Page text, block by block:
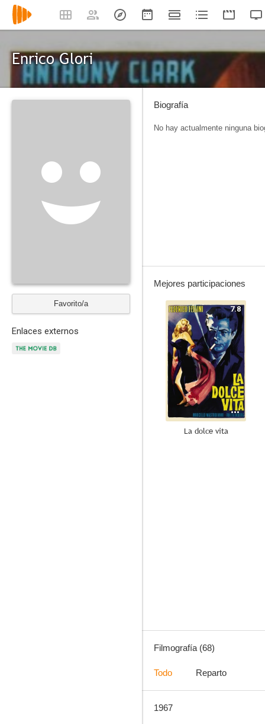
Enrico Glori
Favorito/a
Enlaces externos
Biografía
No hay actualmente ninguna
Mejores participaciones
7.8
La dolce vita
Filmografía (68)
Todo Reparto
1967